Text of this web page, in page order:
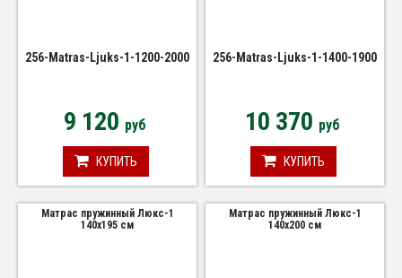
256-Matras-Ljuks-1-1200-2000
9 120 руб
КУПИТЬ
256-Matras-Ljuks-1-1400-1900
10 370 руб
КУПИТЬ
Матрас пружинный Люкс-1
140х195 см
Матрас пружинный Люкс-1
140х200 см